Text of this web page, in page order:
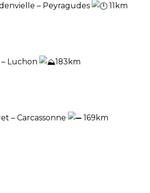
– Peyragudes 11km
Luchon 183km
– Carcassonne 169km